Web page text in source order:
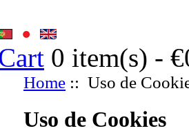
0 item(s) -
Home :: Uso de
Uso de Cookies